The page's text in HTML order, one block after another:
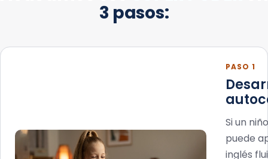
3 pasos:
PASO 1
Si un
puede
inglés